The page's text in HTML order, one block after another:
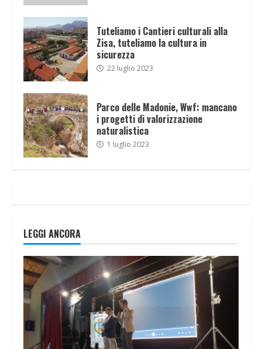
Tuteliamo i Cantieri culturali alla
Zisa, tuteliamo la cultura in
sicurezza
22 luglio 2023
Parco delle Madonie, Wwf: mancano
i progetti di valorizzazione
naturalistica
1 luglio 2023
LEGGI ANCORA